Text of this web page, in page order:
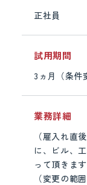
正社員
試用期間
3ヵ月（条件
業務詳細
（雇入れ直
に、ビル、
って頂きます
（変更の範